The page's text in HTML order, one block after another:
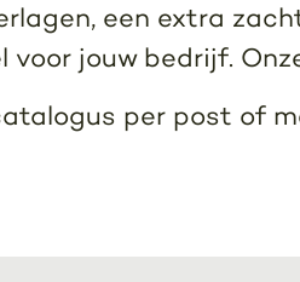
een extra
jouw bedrijf.
per post of